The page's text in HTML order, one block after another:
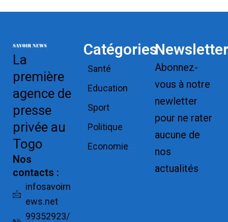
La
première
agence de
presse
privée au
Togo
Nos
contacts :
infosavoirn
ews.net
99352923/
Catégories
Santé
Education
Sport
Politique
Economie
Newsletter
Abonnez-
vous à notre
newletter
pour ne rater
aucune de
nos
actualités